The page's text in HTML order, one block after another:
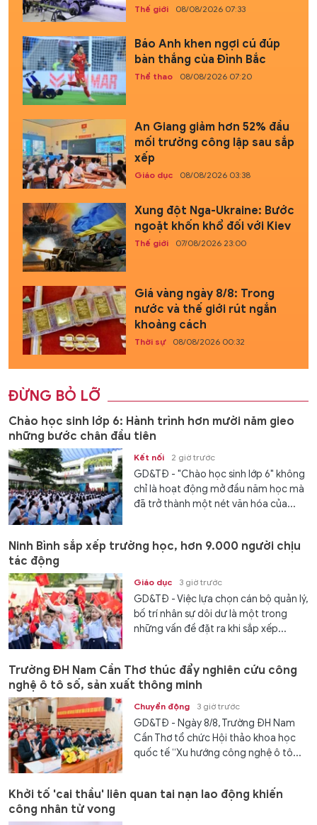
Thế giới 08/08/2026 07:33
Báo Anh khen ngợi cú đúp
bàn thắng của Đình Bắc
Thể thao 08/08/2026 07:20
An Giang giảm hơn 52% đầu
mối trường công lập sau sắp
xếp
Giáo dục 08/08/2026 03:38
Xung đột Nga-Ukraine: Bước
ngoặt khốn khổ đối với Kiev
Thế giới 07/08/2026 23:00
Giá vàng ngày 8/8: Trong
nước và thế giới rút ngắn
khoảng cách
Thời sự 08/08/2026 00:32
ĐỪNG BỎ LỠ
Chào học sinh lớp 6: Hành trình hơn mười năm gieo
những bước chân đầu tiên
Kết nối 2 giờ trước
GD&TĐ - "Chào học sinh lớp 6" không
chỉ là hoạt động mở đầu năm học mà
đã trở thành một nét văn hóa của...
Ninh Bình sắp xếp trường học, hơn 9.000 người chịu
tác động
Giáo dục 3 giờ trước
GD&TĐ - Việc lựa chọn cán bộ quản lý,
bố trí nhân sự dôi dư là một trong
những vấn đề đặt ra khi sắp xếp...
Trường ĐH Nam Cần Thơ thúc đẩy nghiên cứu công
nghệ ô tô số, sản xuất thông minh
Chuyển động 3 giờ trước
GD&TĐ - Ngày 8/8, Trường ĐH Nam
Cần Thơ tổ chức Hội thảo khoa học
quốc tế “Xu hướng công nghệ ô tô...
Khởi tố 'cai thầu' liên quan tai nạn lao động khiến
công nhân tử vong